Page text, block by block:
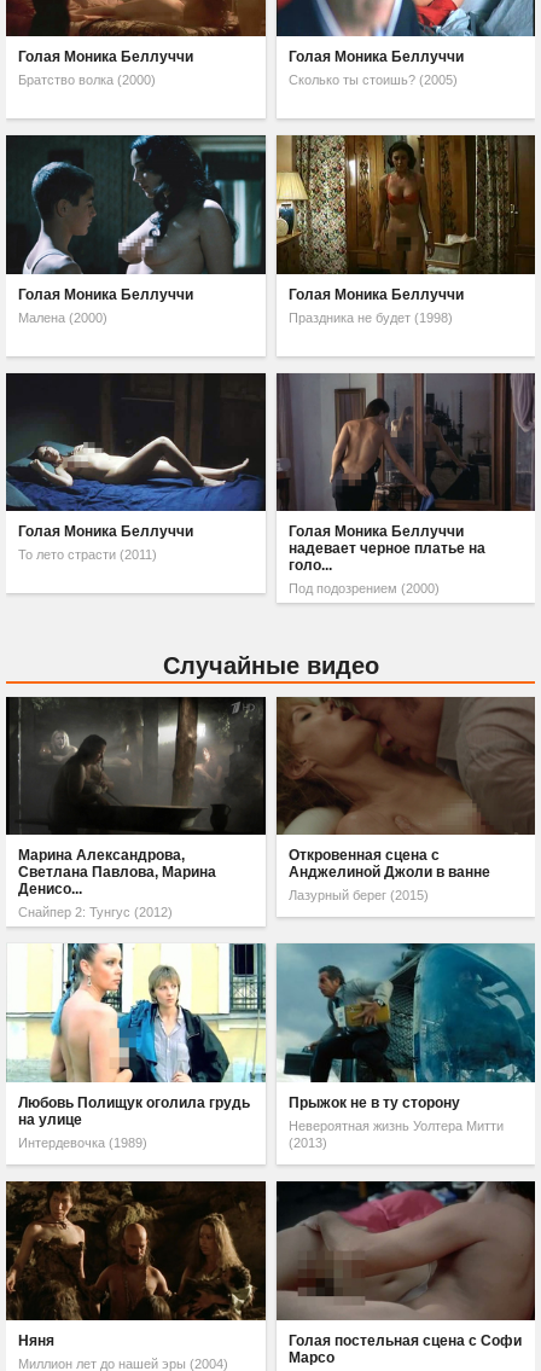
Голая Моника Беллуччи
Братство волка (2000)
Голая Моника Беллуччи
Сколько ты стоишь? (2005)
Голая Моника Беллуччи
Малена (2000)
Голая Моника Беллуччи
Праздника не будет (1998)
Голая Моника Беллуччи
То лето страсти (2011)
Голая Моника Беллуччи
надевает черное платье на
голо...
Под подозрением (2000)
Случайные видео
Марина Александрова,
Светлана Павлова, Марина
Денисо...
Снайпер 2: Тунгус (2012)
Откровенная сцена с
Анджелиной Джоли в ванне
Лазурный берег (2015)
Любовь Полищук оголила грудь
на улице
Интердевочка (1989)
Прыжок не в ту сторону
Невероятная жизнь Уолтера Митти
(2013)
Няня
Миллион лет до нашей эры (2004)
Голая постельная сцена с Софи
Марсо